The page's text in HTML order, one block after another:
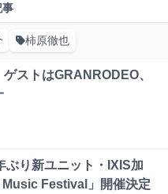
事
柿原徹也
ゲストはGRANRODEO、
ぶり新ユニット・IXIS加
Festival」開催決定